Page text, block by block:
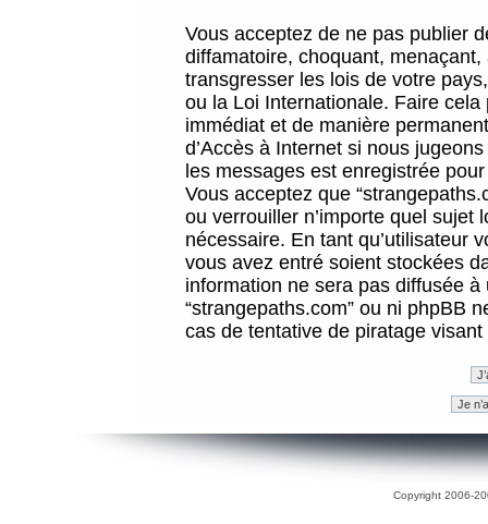
Vous acceptez de ne pas publier
diffamatoire, choquant,
transgresser les lois de votre
ou la Loi Internationale. Faire
immédiat et de manière
d’Accès à Internet si nous
les messages est enregistrée
Vous acceptez que
ou verrouiller n’importe quel sujet
nécessaire. En tant qu’utilisateur
vous avez entré soient stockées
information ne sera pas diffusée
“strangepaths.com” ou ni phpBB
cas de tentative de piratage
Copyright 2006-